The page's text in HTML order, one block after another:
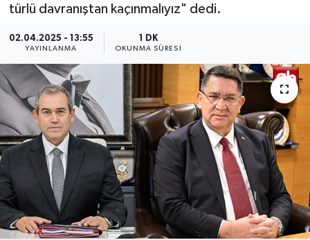
türlü davranıştan kaçınmalıyız" dedi.
02.04.2025 - 13:55
YAYINLANMA
1 DK
OKUNMA SÜRESI